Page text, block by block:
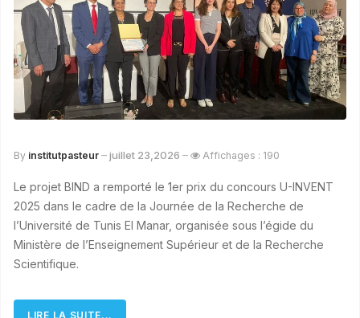
By institutpasteur juillet 23,2026 Affichages : 190
Le projet BIND a remporté le 1er prix du concours U-INVENT
2025 dans le cadre de la Journée de la Recherche de
l’Université de Tunis El Manar, organisée sous l’égide du
Ministère de l’Enseignement Supérieur et de la Recherche
Scientifique.
LIRE LA SUITE...